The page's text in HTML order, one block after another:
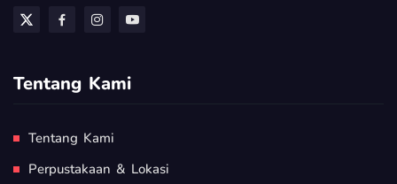
Tentang Kami
Tentang Kami
Perpustakaan & Lokasi